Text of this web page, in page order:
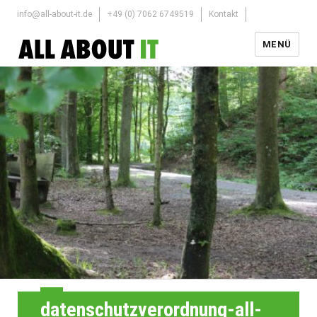
info@all-about-it.de +49 (0) 7062 6749519 Kontakt
MENÜ
datenschutzverordnung-all-